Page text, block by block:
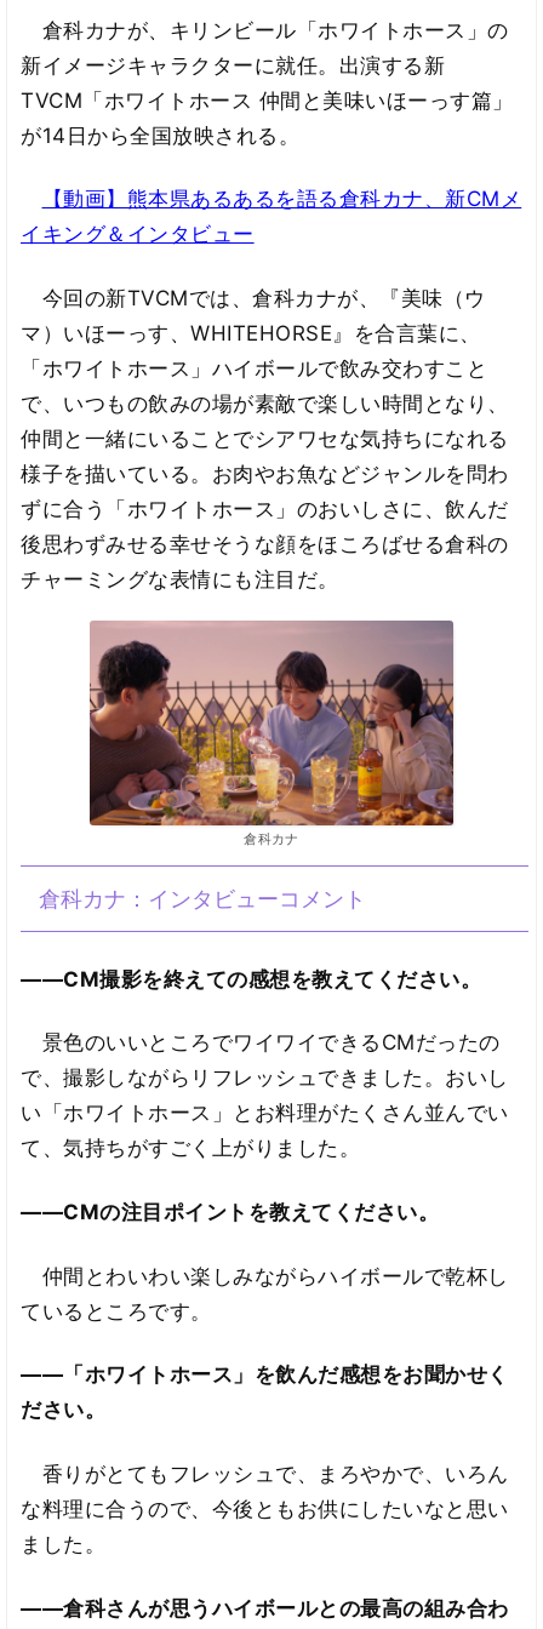
倉科カナが、キリンビール「ホワイトホース」の
新イメージキャラクターに就任。出演する新
TVCM「ホワイトホース 仲間と美味いほーっす篇」
が14日から全国放映される。
【動画】熊本県あるあるを語る倉科カナ、新CMメ
イキング＆インタビュー
今回の新TVCMでは、倉科カナが、『美味（ウ
マ）いほーっす、WHITEHORSE』を合言葉に、
「ホワイトホース」ハイボールで飲み交わすこと
で、いつもの飲みの場が素敵で楽しい時間となり、
仲間と一緒にいることでシアワセな気持ちになれる
様子を描いている。お肉やお魚などジャンルを問わ
ずに合う「ホワイトホース」のおいしさに、飲んだ
後思わずみせる幸せそうな顔をほころばせる倉科の
チャーミングな表情にも注目だ。
倉科カナ
倉科カナ：インタビューコメント
――CM撮影を終えての感想を教えてください。
景色のいいところでワイワイできるCMだったの
で、撮影しながらリフレッシュできました。おいし
い「ホワイトホース」とお料理がたくさん並んでい
て、気持ちがすごく上がりました。
――CMの注目ポイントを教えてください。
仲間とわいわい楽しみながらハイボールで乾杯し
ているところです。
――「ホワイトホース」を飲んだ感想をお聞かせく
ださい。
香りがとてもフレッシュで、まろやかで、いろん
な料理に合うので、今後ともお供にしたいなと思い
ました。
――倉科さんが思うハイボールとの最高の組み合わ